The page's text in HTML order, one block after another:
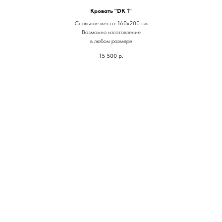
Кровать "DK 1"
Спальное место: 160х200 см
Возможно изготовление
в любом размере
15 500 р.